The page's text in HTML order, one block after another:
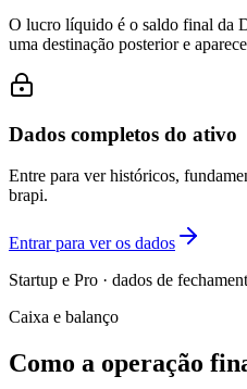
O lucro líquido é o saldo final da
uma destinação posterior e
Dados completos do ativo
Entre para ver históricos,
brapi.
Entrar para ver os dados
Startup e Pro · dados de
Caixa e balanço
Como a operação